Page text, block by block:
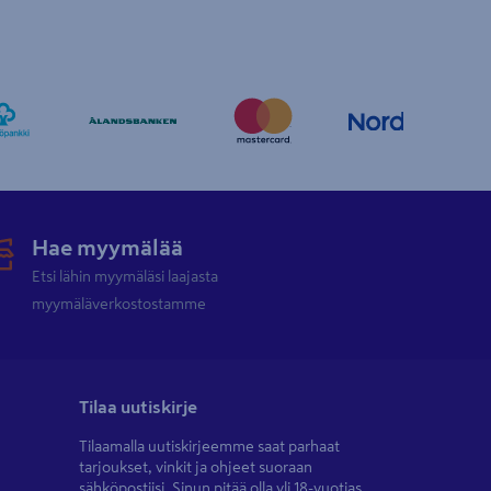
Hae myymälää
Etsi lähin myymäläsi laajasta
myymäläverkostostamme
Tilaa uutiskirje
Tilaamalla uutiskirjeemme saat parhaat
tarjoukset, vinkit ja ohjeet suoraan
sähköpostiisi. Sinun pitää olla yli 18-vuotias